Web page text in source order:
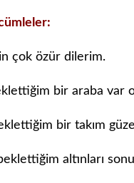
çok özür dilerim.
bir araba var
bir takım
altınları